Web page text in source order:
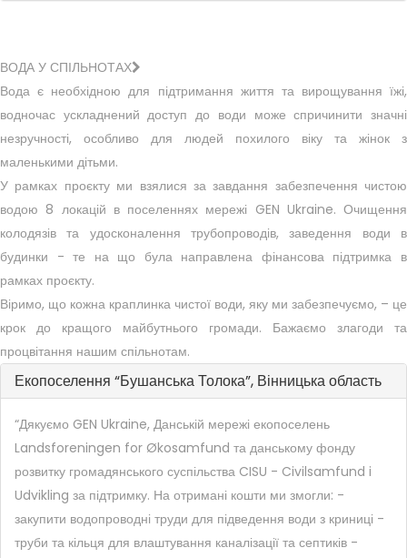
ВОДА У СПІЛЬНОТАХ
Вода є необхідною для підтримання життя та вирощування їжі,
водночас ускладнений доступ до води може спричинити значні
незручності, особливо для людей похилого віку та жінок з
маленькими дітьми.
У рамках проєкту ми взялися за завдання забезпечення чистою
водою 8 локацій в поселеннях мережі GEN Ukraine. Очищення
колодязів та удосконалення трубопроводів, заведення води в
будинки - те на що була направлена фінансова підтримка в
рамках проєкту.
Віримо, що кожна краплинка чистої води, яку ми забезпечуємо, – це
крок до кращого майбутнього громади. Бажаємо злагоди та
процвітання нашим спільнотам.
Екопоселення “Бушанська Толока”, Вінницька область
“Дякуємо GEN Ukraine, Данській мережі екопоселень
Landsforeningen for Økosamfund та данському фонду
розвитку громадянського суспільства CISU - Civilsamfund i
Udvikling за підтримку. На отримані кошти ми змогли: -
закупити водопроводні труди для підведення води з криниці -
труби та кільця для влаштування каналізації та септиків -